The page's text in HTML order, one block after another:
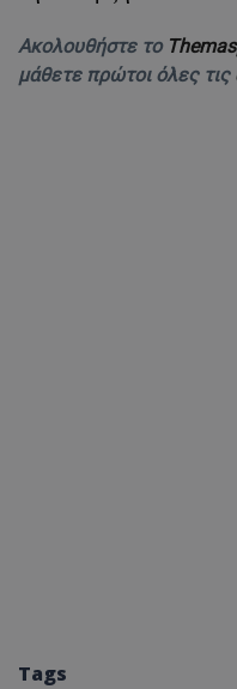
Ακολουθήστε το
μάθετε πρώτοι όλες τις
Tags